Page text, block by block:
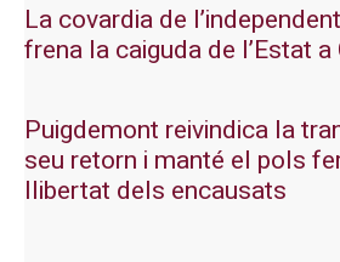
La covardia de
frena la caiguda de l’Estat
Puigdemont reivindica la
seu retorn i manté el pols
llibertat dels encausats